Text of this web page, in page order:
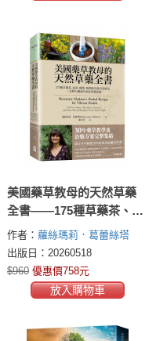
美國藥草教母的天然草藥
全書——175種草藥茶、油
膏、糖漿、敷劑和其他自
然療法，一本歷久彌新的
家庭保健指南
作者： 蘿絲瑪莉．葛蕾絲塔
(Rosemary Gladstar)
出版日：20260518
$960 優惠價758元
放入購物車